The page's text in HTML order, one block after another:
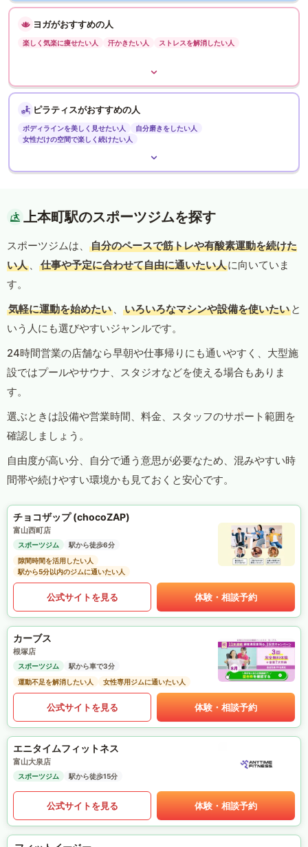
ヨガがおすすめの人
楽しく気楽に痩せたい人 汗かきたい人 ストレスを解消したい人
ピラティスがおすすめの人
ボディラインを美しく見せたい人
自分磨きをしたい人
女性だけの空間で楽しく続けたい人
上本町駅のスポーツジムを探す
スポーツジムは、
自分のペースで筋トレや有酸素運動を続けた
い人 、 仕事や予定に合わせて自由に通いたい人に向いていま
す。
気軽に運動を始めたい 、 いろいろなマシンや設備を使いたい と
いう人にも選びやすいジャンルです。
24時間営業の店舗なら早朝や仕事帰りにも通いやすく、大型施
設ではプールやサウナ、スタジオなどを使える場合もありま
す。
選ぶときは設備や営業時間、料金、スタッフのサポート範囲を
確認しましょう。
自由度が高い分、自分で通う意思が必要なため、混みやすい時
間帯や続けやすい環境かも見ておくと安心です。
チョコザップ (chocoZAP)
富山西町店
スポーツジム
駅から徒歩6分
隙間時間を活用したい人
駅から5分以内のジムに通いたい人
公式サイトを見る 体験・相談予約
カーブス
根塚店
スポーツジム
駅から車で3分
運動不足を解消したい人
女性専用ジムに通いたい人
公式サイトを見る 体験・相談予約
エニタイムフィットネス
富山大泉店
スポーツジム 駅から徒歩15分
公式サイトを見る 体験・相談予約